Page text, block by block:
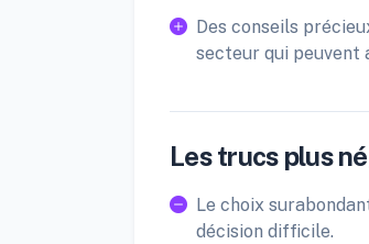
Des conseils
secteur qui peuvent
Les trucs plus
Le choix
décision difficile.